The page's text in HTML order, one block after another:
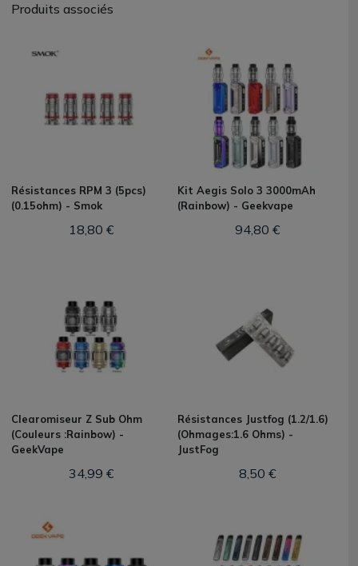
Produits associés
Résistances RPM 3 (5pcs)
(0.15ohm) - Smok
18,80 €
Kit Aegis Solo 3 3000mAh
(Rainbow) - Geekvape
94,80 €
Clearomiseur Z Sub Ohm
(Couleurs :Rainbow) -
GeekVape
34,99 €
Résistances Justfog (1.2/1.6)
(Ohmages:1.6 Ohms) -
JustFog
8,50 €